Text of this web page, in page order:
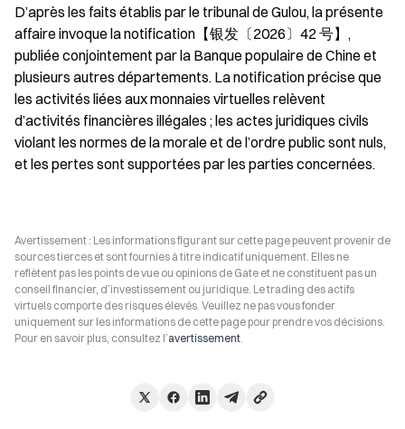
D’après les faits établis par le tribunal de Gulou, la présente
affaire invoque la notification【银发〔2026〕42 号】,
publiée conjointement par la Banque populaire de Chine et
plusieurs autres départements. La notification précise que
les activités liées aux monnaies virtuelles relèvent
d’activités financières illégales ; les actes juridiques civils
violant les normes de la morale et de l’ordre public sont nuls,
et les pertes sont supportées par les parties concernées.
Avertissement : Les informations figurant sur cette page peuvent provenir de
sources tierces et sont fournies à titre indicatif uniquement. Elles ne
reflètent pas les points de vue ou opinions de Gate et ne constituent pas un
conseil financier, d’investissement ou juridique. Le trading des actifs
virtuels comporte des risques élevés. Veuillez ne pas vous fonder
uniquement sur les informations de cette page pour prendre vos décisions.
Pour en savoir plus, consultez l’avertissement.